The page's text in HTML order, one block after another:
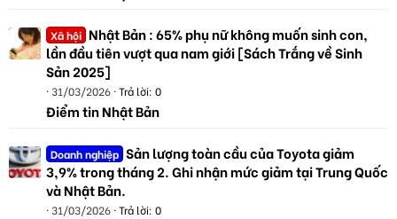
Xã hội Nhật Bản : 65% phụ nữ không muốn sinh con,
lần đầu tiên vượt qua nam giới [Sách Trắng về Sinh
Sản 2025]
31/03/2026 Trả lời: 0
Điểm tin Nhật Bản
Doanh nghiệp Sản lượng toàn cầu của Toyota giảm
3,9% trong tháng 2. Ghi nhận mức giảm tại Trung Quốc
và Nhật Bản.
31/03/2026 Trả lời: 0